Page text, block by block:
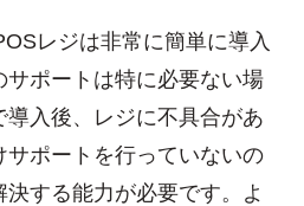
レジは非常に簡単に導入
サポートは特に必要ない場
入後、レジに不具合があ
サポートを行っていないの
する能力が必要です。よ